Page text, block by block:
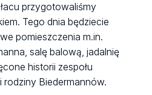
przygotowaliśmy
Tego dnia będziecie
pomieszczenia m.in.
salę balową, jadalnię
historii zespołu
Biedermannów.